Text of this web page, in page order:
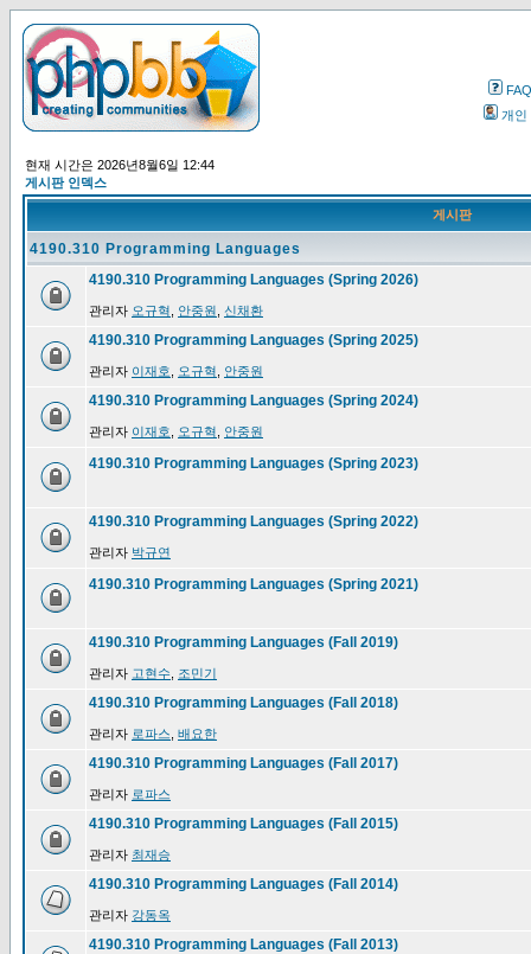
FAQ
개인
현재 시간은 2026년8월6일 12:44
게시판 인덱스
게시판
4190.310 Programming Languages
4190.310 Programming Languages (Spring 2026)
관리자 오규혁 안중원 신채환
4190.310 Programming Languages (Spring 2025)
관리자 이재호 오규혁 안중원
4190.310 Programming Languages (Spring 2024)
관리자 이재호 오규혁 안중원
4190.310 Programming Languages (Spring 2023)
4190.310 Programming Languages (Spring 2022)
관리자 박규연
4190.310 Programming Languages (Spring 2021)
4190.310 Programming Languages (Fall 2019)
관리자 고현수 조민기
4190.310 Programming Languages (Fall 2018)
관리자 로파스 배요한
4190.310 Programming Languages (Fall 2017)
관리자 로파스
4190.310 Programming Languages (Fall 2015)
관리자 최재승
4190.310 Programming Languages (Fall 2014)
관리자 강동옥
4190.310 Programming Languages (Fall 2013)